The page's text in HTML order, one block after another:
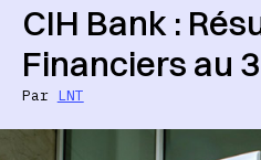
CIH Bank :
Financiers au
Par LNT